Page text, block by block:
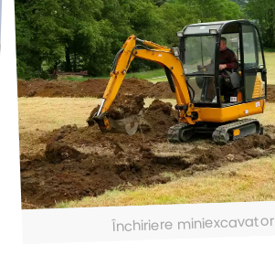
Închiriere miniexcavator